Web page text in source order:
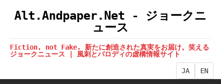
Alt.Andpaper.Net - ジョークニ
ュース
Fiction, not Fake. 新たに創造された真実をお届け。笑える
ジョークニュース | 風刺とパロディの虚構情報サイト
JA EN